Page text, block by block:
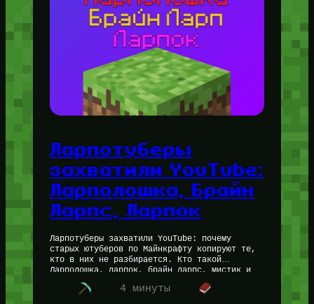
Ларпотуберы
захватили YouTube:
Ларполошка, Брайн
Ларпс, Ларпок
Ларпотуберы захватили YouTube: почему
старых ютуберов по Майнкрафту копируют те,
кто в них не разбирается. Кто такой
Ларполошка, ларпок, брайн ларпс, мистик и
ларпер? В русском сегменте YouTube сейчас
набирает…
4 минуты